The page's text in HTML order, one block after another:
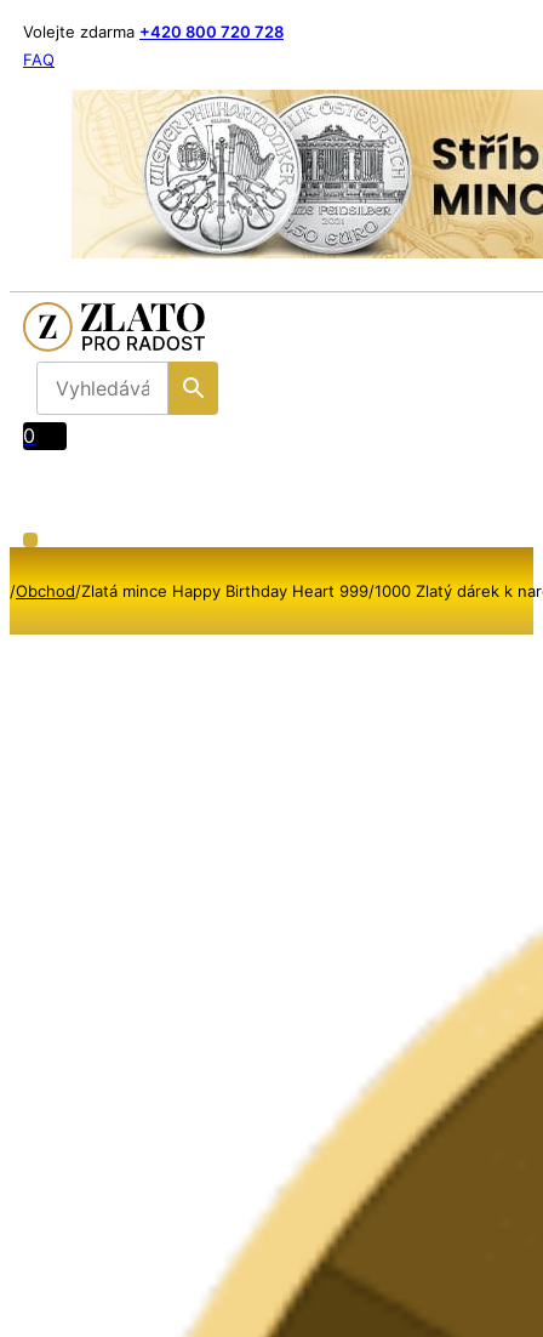
Volejte zdarma +420 800 720 728
FAQ
0
/Obchod/Zlatá mince Happy Birthday Heart 999/1000 Zlatý dárek k